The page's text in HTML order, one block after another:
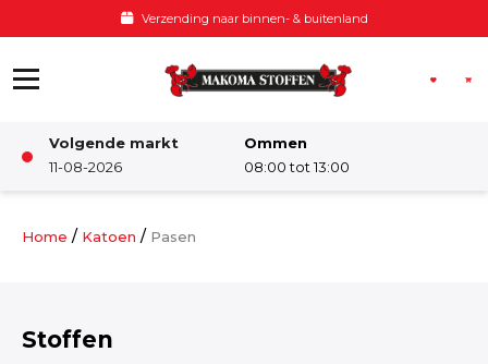
Verzending naar binnen- & buitenland
Volgende markt
11-08-2026
Ommen
08:00 tot 13:00
Home / Katoen / Pasen
Stoffen